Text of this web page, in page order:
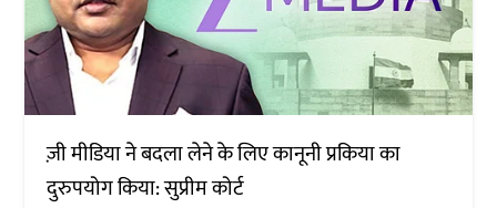
ज़ी मीडिया ने बदला लेने के लिए कानूनी प्रकिया का
दुरुपयोग किया: सुप्रीम कोर्ट